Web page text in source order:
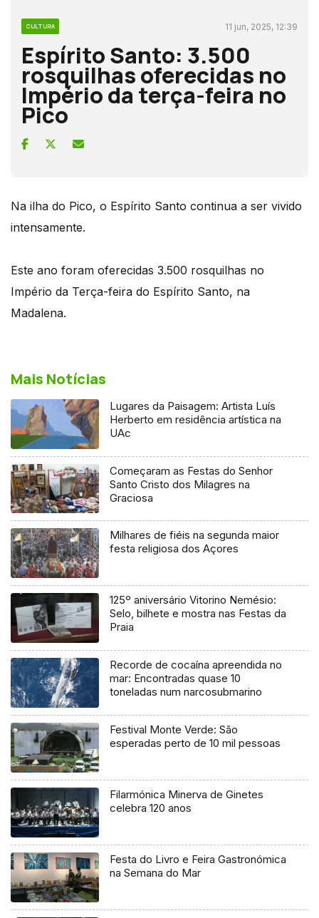
CULTURA 11 jun, 2025, 12:39
Espírito Santo: 3.500
rosquilhas oferecidas no
Império da terça-feira no
Pico
Na ilha do Pico, o Espírito Santo continua a ser vivido
intensamente.
Este ano foram oferecidas 3.500 rosquilhas no
Império da Terça-feira do Espírito Santo, na
Madalena.
Mais Notícias
Lugares da Paisagem: Artista Luís
Herberto em residência artística na
UAc
Começaram as Festas do Senhor
Santo Cristo dos Milagres na
Graciosa
Milhares de fiéis na segunda maior
festa religiosa dos Açores
125º aniversário Vitorino Nemésio:
Selo, bilhete e mostra nas Festas da
Praia
Recorde de cocaína apreendida no
mar: Encontradas quase 10
toneladas num narcosubmarino
Festival Monte Verde: São
esperadas perto de 10 mil pessoas
Filarmónica Minerva de Ginetes
celebra 120 anos
Festa do Livro e Feira Gastronómica
na Semana do Mar